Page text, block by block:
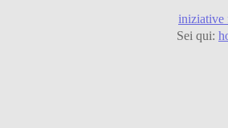
iniziative
Sei qui: